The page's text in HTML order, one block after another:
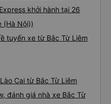
khởi hành tại 26
(Hà Nội))
tuyến xe từ Bắc Từ Liêm
Cai từ Bắc Từ Liêm
đánh giá nhà xe Bắc Từ